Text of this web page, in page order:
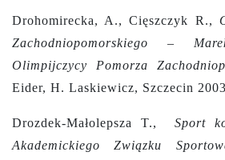
Drohomirecka, A., Cięszczyk R.,
Zachodniopomorskiego –
Olimpijczycy Pomorza
Eider, H. Laskiewicz, Szczecin
Drozdek-Małolepsza T., Sport
Akademickiego Związku